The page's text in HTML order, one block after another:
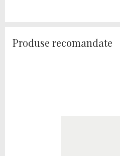
Produse recomandate